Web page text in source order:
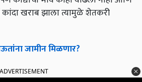
कांदा खराब झाला त्यामुळे शेतकरी
जामीन मिळणार?
ADVERTISEMENT